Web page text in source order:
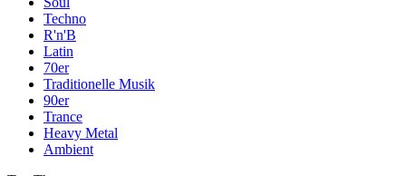
Techno
R'n'B
Latin
70er
Traditionelle Musik
90er
Trance
Heavy Metal
Ambient